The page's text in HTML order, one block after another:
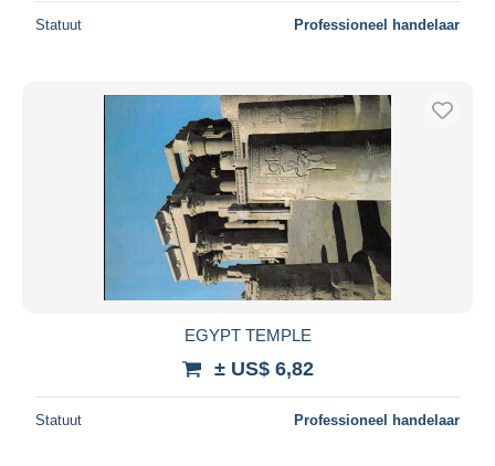
Statuut Professioneel handelaar
EGYPT TEMPLE
± US$ 6,82
Statuut Professioneel handelaar